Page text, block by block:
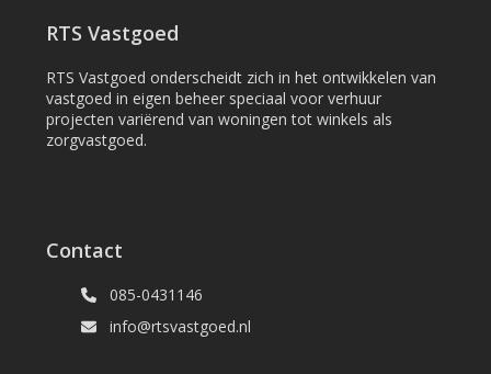
RTS Vastgoed
RTS Vastgoed onderscheidt zich in het ontwikkelen van
vastgoed in eigen beheer speciaal voor verhuur
projecten variërend van woningen tot winkels als
zorgvastgoed.
Contact
085-0431146
info@rtsvastgoed.nl